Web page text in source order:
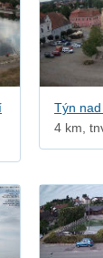
Týn
4 km,